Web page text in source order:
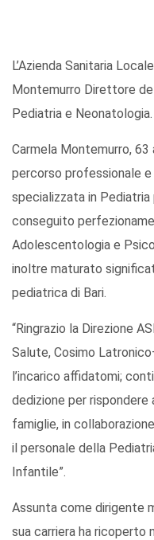
L’Azienda Sanitaria
Montemurro Direttore
Pediatria e Neonatologia.
Carmela Montemurro, 63
percorso professionale
specializzata in Pediatria
conseguito
Adolescentologia e
inoltre maturato
pediatrica di Bari.
“Ringrazio la Direzione
Salute, Cosimo
l’incarico affidatomi;
dedizione per rispondere
famiglie, in
il personale della
Infantile”.
Assunta come dirigente
sua carriera ha ricoperto